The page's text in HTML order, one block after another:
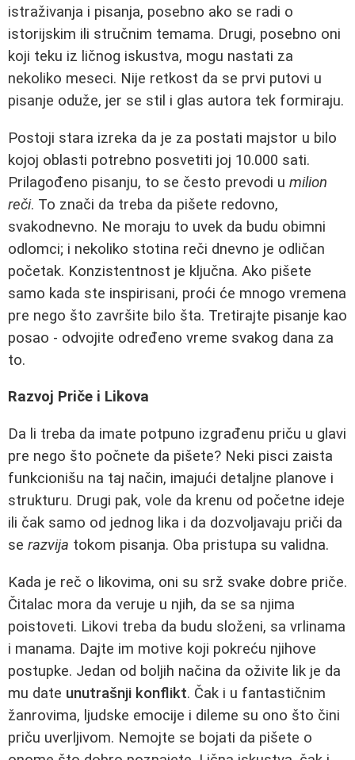
istraživanja i pisanja, posebno ako se radi o
istorijskim ili stručnim temama. Drugi, posebno oni
koji teku iz ličnog iskustva, mogu nastati za
nekoliko meseci. Nije retkost da se prvi putovi u
pisanje oduže, jer se stil i glas autora tek formiraju.
Postoji stara izreka da je za postati majstor u bilo
kojoj oblasti potrebno posvetiti joj 10.000 sati.
Prilagođeno pisanju, to se često prevodi u milion
reči. To znači da treba da pišete redovno,
svakodnevno. Ne moraju to uvek da budu obimni
odlomci; i nekoliko stotina reči dnevno je odličan
početak. Konzistentnost je ključna. Ako pišete
samo kada ste inspirisani, proći će mnogo vremena
pre nego što završite bilo šta. Tretirajte pisanje kao
posao - odvojite određeno vreme svakog dana za
to.
Razvoj Priče i Likova
Da li treba da imate potpuno izgrađenu priču u glavi
pre nego što počnete da pišete? Neki pisci zaista
funkcionišu na taj način, imajući detaljne planove i
strukturu. Drugi pak, vole da krenu od početne ideje
ili čak samo od jednog lika i da dozvoljavaju priči da
se razvija tokom pisanja. Oba pristupa su validna.
Kada je reč o likovima, oni su srž svake dobre priče.
Čitalac mora da veruje u njih, da se sa njima
poistoveti. Likovi treba da budu složeni, sa vrlinama
i manama. Dajte im motive koji pokreću njihove
postupke. Jedan od boljih načina da oživite lik je da
mu date unutrašnji konflikt. Čak i u fantastičnim
žanrovima, ljudske emocije i dileme su ono što čini
priču uverljivom. Nemojte se bojati da pišete o